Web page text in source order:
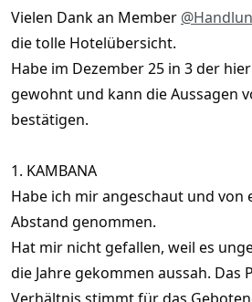
Vielen Dank an Member
die tolle Hotelübersicht.
Habe im Dezember 25 in 3 der
gewohnt und kann die Aussagen
bestätigen.
1. KAMBANA
Habe ich mir angeschaut und von
Abstand genommen.
Hat mir nicht gefallen, weil es
die Jahre gekommen aussah. Das